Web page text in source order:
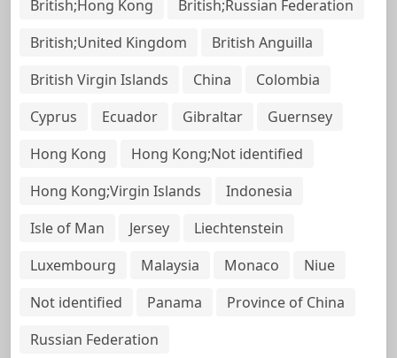
British;Hong Kong
British;Russian Federation
British;United Kingdom
British Anguilla
British Virgin Islands
China
Colombia
Cyprus
Ecuador Gibraltar
Guernsey
Hong Kong
Hong Kong;Not identified
Hong Kong;Virgin Islands
Indonesia
Isle of Man
Jersey
Liechtenstein
Luxembourg
Malaysia Monaco
Niue
Not identified
Panama
Province of China
Russian Federation